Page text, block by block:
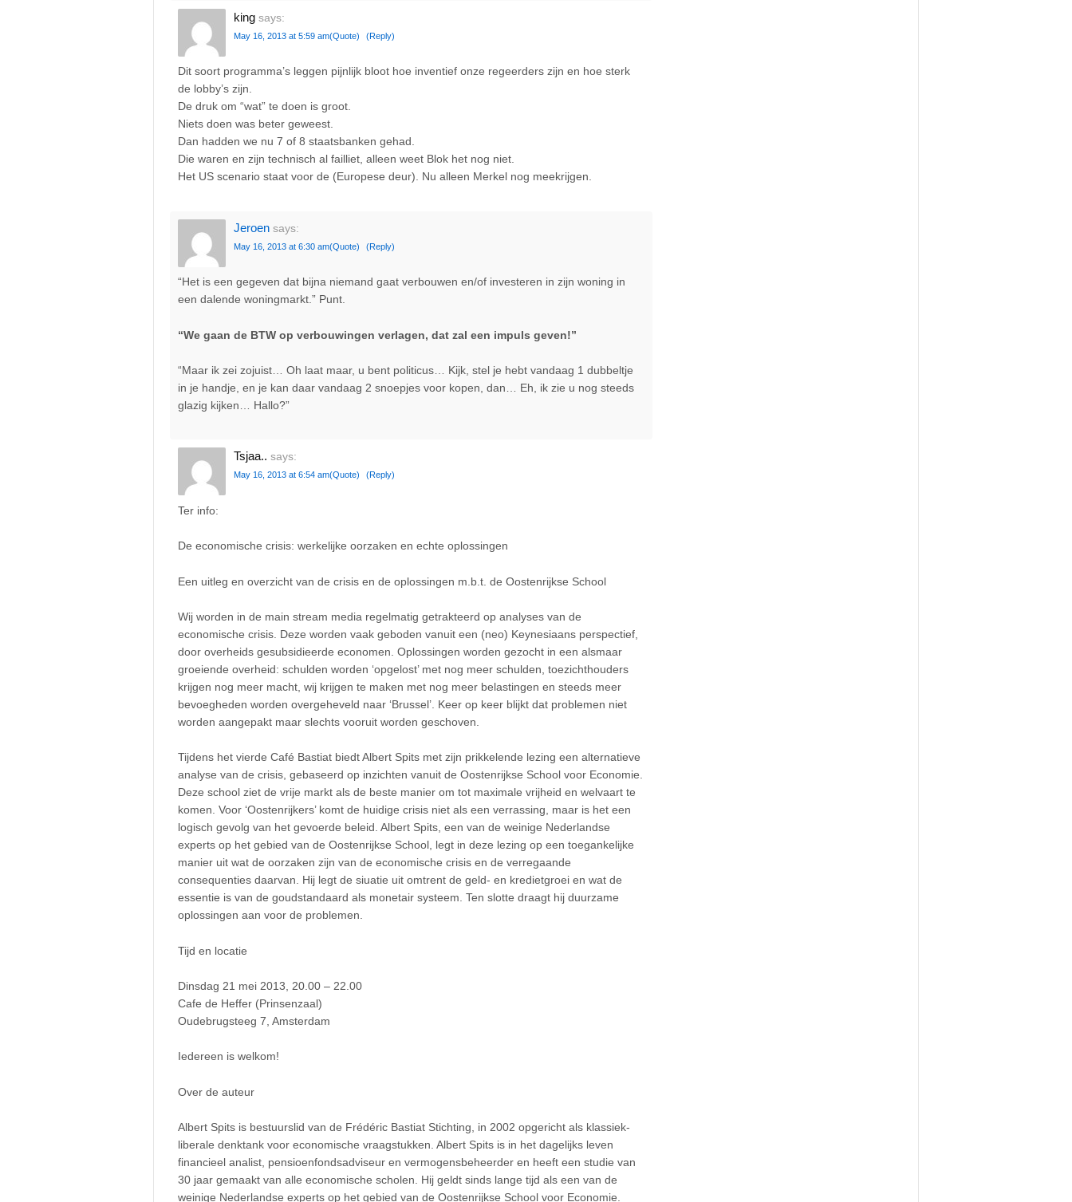
king says:
May 16, 2013 at 5:59 am(Quote) (Reply)
Dit soort programma’s leggen pijnlijk bloot hoe inventief onze regeerders zijn en hoe sterk
de lobby’s zijn.
De druk om “wat” te doen is groot.
Niets doen was beter geweest.
Dan hadden we nu 7 of 8 staatsbanken gehad.
Die waren en zijn technisch al failliet, alleen weet Blok het nog niet.
Het US scenario staat voor de (Europese deur). Nu alleen Merkel nog meekrijgen.
Jeroen says:
May 16, 2013 at 6:30 am(Quote) (Reply)
“Het is een gegeven dat bijna niemand gaat verbouwen en/of investeren in zijn woning in
een dalende woningmarkt.” Punt.
“We gaan de BTW op verbouwingen verlagen, dat zal een impuls geven!”
“Maar ik zei zojuist… Oh laat maar, u bent politicus… Kijk, stel je hebt vandaag 1 dubbeltje
in je handje, en je kan daar vandaag 2 snoepjes voor kopen, dan… Eh, ik zie u nog steeds
glazig kijken… Hallo?”
Tsjaa.. says:
May 16, 2013 at 6:54 am(Quote) (Reply)
Ter info:
De economische crisis: werkelijke oorzaken en echte oplossingen
Een uitleg en overzicht van de crisis en de oplossingen m.b.t. de Oostenrijkse School
Wij worden in de main stream media regelmatig getrakteerd op analyses van de
economische crisis. Deze worden vaak geboden vanuit een (neo) Keynesiaans perspectief,
door overheids gesubsidieerde economen. Oplossingen worden gezocht in een alsmaar
groeiende overheid: schulden worden ‘opgelost’ met nog meer schulden, toezichthouders
krijgen nog meer macht, wij krijgen te maken met nog meer belastingen en steeds meer
bevoegheden worden overgeheveld naar ‘Brussel’. Keer op keer blijkt dat problemen niet
worden aangepakt maar slechts vooruit worden geschoven.
Tijdens het vierde Café Bastiat biedt Albert Spits met zijn prikkelende lezing een alternatieve
analyse van de crisis, gebaseerd op inzichten vanuit de Oostenrijkse School voor Economie.
Deze school ziet de vrije markt als de beste manier om tot maximale vrijheid en welvaart te
komen. Voor ‘Oostenrijkers’ komt de huidige crisis niet als een verrassing, maar is het een
logisch gevolg van het gevoerde beleid. Albert Spits, een van de weinige Nederlandse
experts op het gebied van de Oostenrijkse School, legt in deze lezing op een toegankelijke
manier uit wat de oorzaken zijn van de economische crisis en de verregaande
consequenties daarvan. Hij legt de siuatie uit omtrent de geld- en kredietgroei en wat de
essentie is van de goudstandaard als monetair systeem. Ten slotte draagt hij duurzame
oplossingen aan voor de problemen.
Tijd en locatie
Dinsdag 21 mei 2013, 20.00 – 22.00
Cafe de Heffer (Prinsenzaal)
Oudebrugsteeg 7, Amsterdam
Iedereen is welkom!
Over de auteur
Albert Spits is bestuurslid van de Frédéric Bastiat Stichting, in 2002 opgericht als klassiek-
liberale denktank voor economische vraagstukken. Albert Spits is in het dagelijks leven
financieel analist, pensioenfondsadviseur en vermogensbeheerder en heeft een studie van
30 jaar gemaakt van alle economische scholen. Hij geldt sinds lange tijd als een van de
weinige Nederlandse experts op het gebied van de Oostenrijkse School voor Economie.